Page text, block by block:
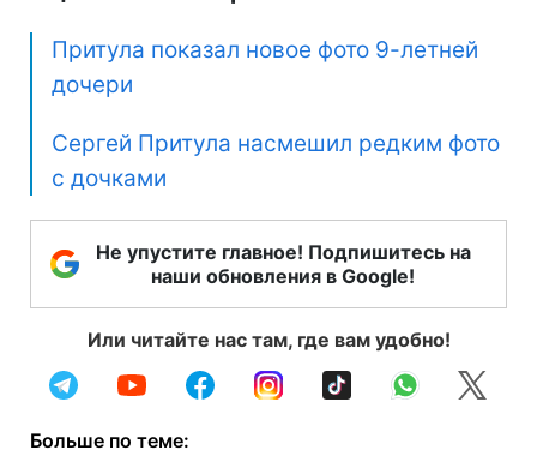
Притула показал новое фото 9-летней
дочери
Сергей Притула насмешил редким фото
с дочками
Не упустите главное! Подпишитесь на
наши обновления в Google!
Или читайте нас там, где вам удобно!
Больше по теме: